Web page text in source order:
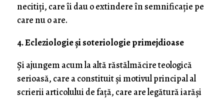
necitiți, care îi dau o extindere în semnificație pe
care nu o are.
4. Ecleziologie și soteriologie primejdioase
Și ajungem acum la altă răstălmăcire teologică
serioasă, care a constituit și motivul principal al
scrierii articolului de față, care are legătură iarăși